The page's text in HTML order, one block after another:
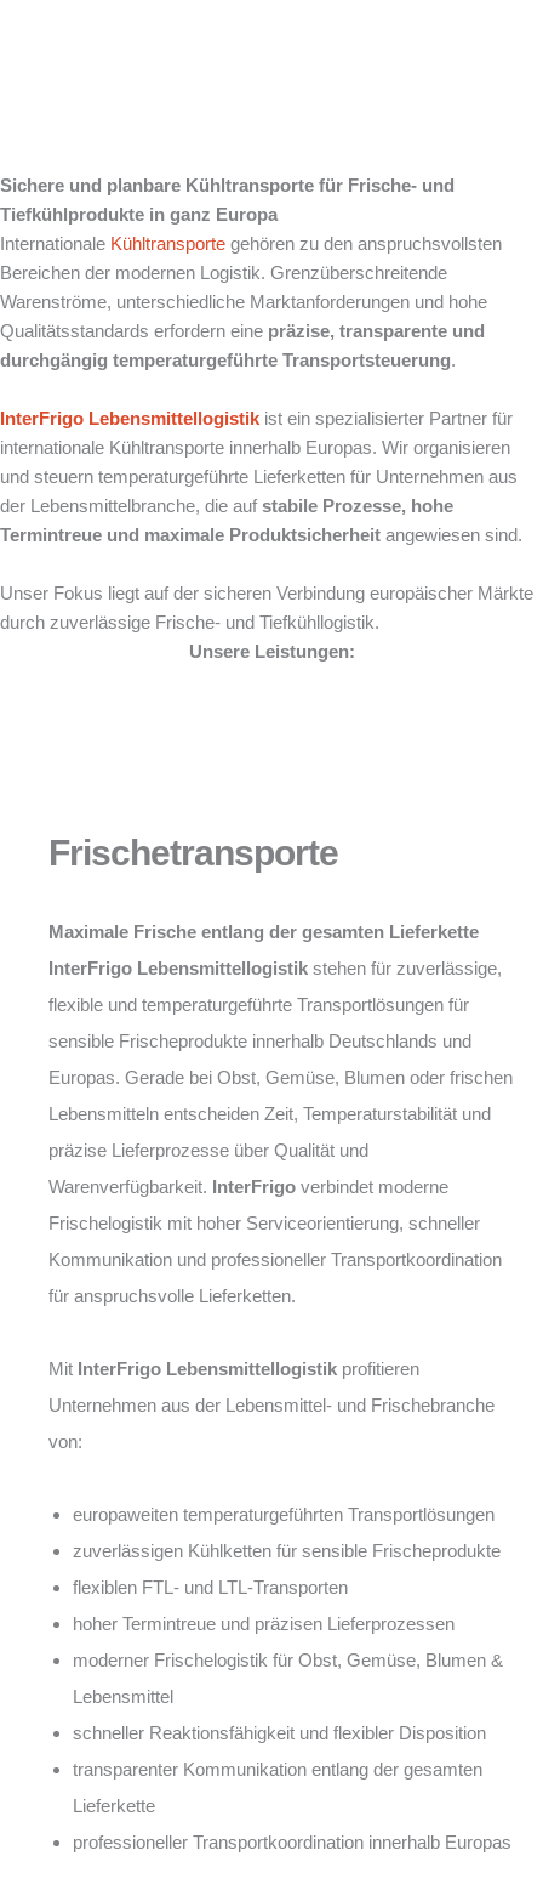
Sichere und planbare Kühltransporte für Frische- und
Tiefkühlprodukte in ganz Europa
Internationale Kühltransporte gehören zu den anspruchsvollsten
Bereichen der modernen Logistik. Grenzüberschreitende
Warenströme, unterschiedliche Marktanforderungen und hohe
Qualitätsstandards erfordern eine präzise, transparente und
durchgängig temperaturgeführte Transportsteuerung.
InterFrigo Lebensmittellogistik ist ein spezialisierter Partner für
internationale Kühltransporte innerhalb Europas. Wir organisieren
und steuern temperaturgeführte Lieferketten für Unternehmen aus
der Lebensmittelbranche, die auf stabile Prozesse, hohe
Termintreue und maximale Produktsicherheit angewiesen sind.
Unser Fokus liegt auf der sicheren Verbindung europäischer Märkte
durch zuverlässige Frische- und Tiefkühllogistik.
Unsere Leistungen:
Frischetransporte
Maximale Frische entlang der gesamten Lieferkette
InterFrigo Lebensmittellogistik stehen für zuverlässige,
flexible und temperaturgeführte Transportlösungen für
sensible Frischeprodukte innerhalb Deutschlands und
Europas. Gerade bei Obst, Gemüse, Blumen oder frischen
Lebensmitteln entscheiden Zeit, Temperaturstabilität und
präzise Lieferprozesse über Qualität und
Warenverfügbarkeit. InterFrigo verbindet moderne
Frischelogistik mit hoher Serviceorientierung, schneller
Kommunikation und professioneller Transportkoordination
für anspruchsvolle Lieferketten.
Mit InterFrigo Lebensmittellogistik profitieren
Unternehmen aus der Lebensmittel- und Frischebranche
von:
europaweiten temperaturgeführten Transportlösungen
zuverlässigen Kühlketten für sensible Frischeprodukte
flexiblen FTL- und LTL-Transporten
hoher Termintreue und präzisen Lieferprozessen
moderner Frischelogistik für Obst, Gemüse, Blumen &
Lebensmittel
schneller Reaktionsfähigkeit und flexibler Disposition
transparenter Kommunikation entlang der gesamten
Lieferkette
professioneller Transportkoordination innerhalb Europas